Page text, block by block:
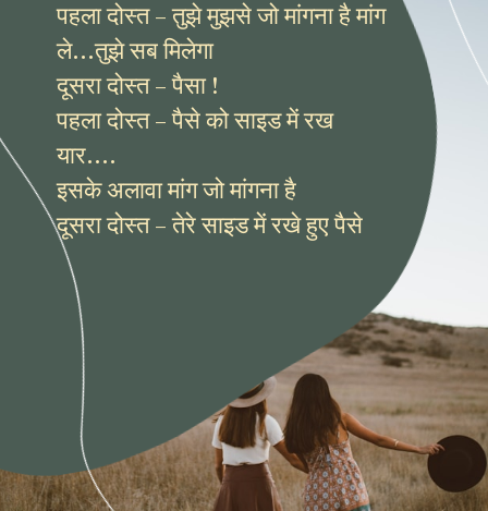
पहला दोस्त – तुझे मुझसे जो मांगना है मांग
ले...तुझे सब मिलेगा
दूसरा दोस्त – पैसा !
पहला दोस्त – पैसे को साइड में रख
यार....
इसके अलावा मांग जो मांगना है
दूसरा दोस्त – तेरे साइड में रखे हुए पैसे